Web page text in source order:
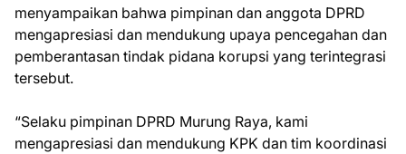
menyampaikan bahwa pimpinan dan anggota DPRD
mengapresiasi dan mendukung upaya pencegahan dan
pemberantasan tindak pidana korupsi yang terintegrasi
tersebut.
“Selaku pimpinan DPRD Murung Raya, kami
mengapresiasi dan mendukung KPK dan tim koordinasi